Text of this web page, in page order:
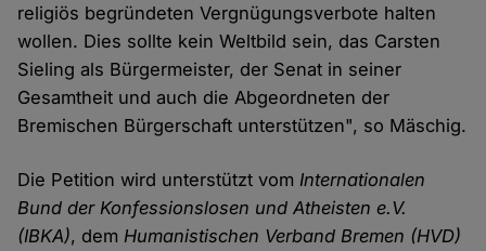
religiös begründeten Vergnügungsverbote halten
wollen. Dies sollte kein Weltbild sein, das Carsten
Sieling als Bürgermeister, der Senat in seiner
Gesamtheit und auch die Abgeordneten der
Bremischen Bürgerschaft unterstützen", so Mäschig.
Die Petition wird unterstützt vom Internationalen
Bund der Konfessionslosen und Atheisten e.V.
(IBKA), dem Humanistischen Verband Bremen (HVD)